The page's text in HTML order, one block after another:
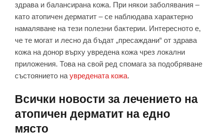
здрава и балансирана кожа. При някои заболявания –
като атопичен дерматит – се наблюдава характерно
намаляване на тези полезни бактерии. Интересното е,
че те могат и лесно да бъдат „пресаждани“ от здрава
кожа на донор върху увредена кожа чрез локални
приложения. Това на свой ред спомага за подобряване
състоянието на увредената кожа.
Всички новости за лечението на
атопичен дерматит на едно
място